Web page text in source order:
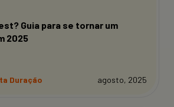
Guia para se tornar um
2025
Duração agosto, 2025